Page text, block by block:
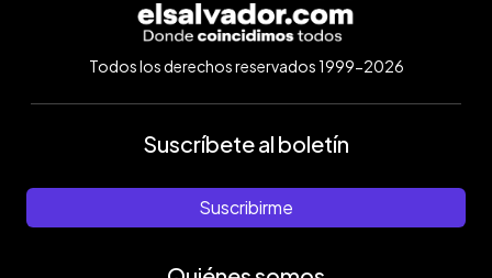
Todos los derechos reservados 1999-2026
Suscríbete al boletín
Suscribirme